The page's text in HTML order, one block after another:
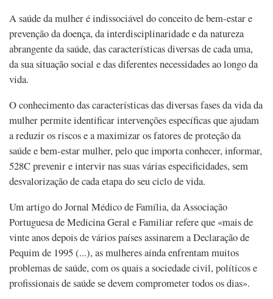
A saúde da mulher é indissociável do conceito de bem-estar e
prevenção da doença, da interdisciplinaridade e da natureza
abrangente da saúde, das características diversas de cada uma,
da sua situação social e das diferentes necessidades ao longo da
vida.
O conhecimento das características das diversas fases da vida da
mulher permite identificar intervenções específicas que ajudam
a reduzir os riscos e a maximizar os fatores de proteção da
saúde e bem-estar mulher, pelo que importa conhecer, informar,
528C prevenir e intervir nas suas várias especificidades, sem
desvalorização de cada etapa do seu ciclo de vida.
Um artigo do Jornal Médico de Família, da Associação
Portuguesa de Medicina Geral e Familiar refere que «mais de
vinte anos depois de vários países assinarem a Declaração de
Pequim de 1995 (...), as mulheres ainda enfrentam muitos
problemas de saúde, com os quais a sociedade civil, políticos e
profissionais de saúde se devem comprometer todos os dias».